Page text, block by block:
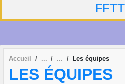
FFTT
Accueil Les équipes
LES ÉQUIPES